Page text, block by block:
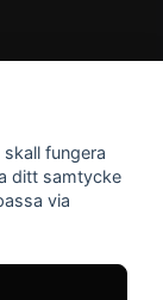
fungera
ditt samtycke
via